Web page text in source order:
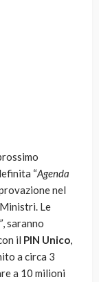
“Agenda
nel
Le
, saranno
il PIN Unico,
a circa 3
a 10 milioni